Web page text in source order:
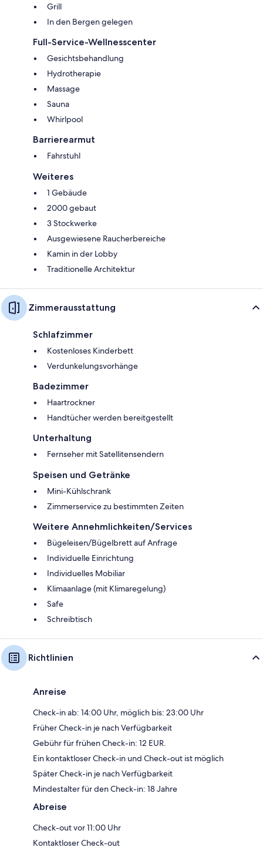
Grill
In den Bergen gelegen
Full-Service-Wellnesscenter
Gesichtsbehandlung
Hydrotherapie
Massage
Sauna
Whirlpool
Barrierearmut
Fahrstuhl
Weiteres
1 Gebäude
2000 gebaut
3 Stockwerke
Ausgewiesene Raucherbereiche
Kamin in der Lobby
Traditionelle Architektur
Zimmerausstattung
Schlafzimmer
Kostenloses Kinderbett
Verdunkelungsvorhänge
Badezimmer
Haartrockner
Handtücher werden bereitgestellt
Unterhaltung
Fernseher mit Satellitensendern
Speisen und Getränke
Mini-Kühlschrank
Zimmerservice zu bestimmten Zeiten
Weitere Annehmlichkeiten/Services
Bügeleisen/Bügelbrett auf Anfrage
Individuelle Einrichtung
Individuelles Mobiliar
Klimaanlage (mit Klimaregelung)
Safe
Schreibtisch
Richtlinien
Anreise
Check-in ab: 14:00 Uhr, möglich bis: 23:00 Uhr
Früher Check-in je nach Verfügbarkeit
Gebühr für frühen Check-in: 12 EUR.
Ein kontaktloser Check-in und Check-out ist möglich
Später Check-in je nach Verfügbarkeit
Mindestalter für den Check-in: 18 Jahre
Abreise
Check-out vor 11:00 Uhr
Kontaktloser Check-out